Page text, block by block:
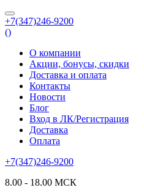
+7(347)246-9200
()
О компании
Акции, бонусы, скидки
Доставка и оплата
Контакты
Новости
Блог
Вход в ЛК/Регистрация
Доставка
Оплата
+7(347)246-9200
8.00 - 18.00 МСК